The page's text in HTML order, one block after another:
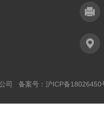
司 备案号： 沪ICP备18026450